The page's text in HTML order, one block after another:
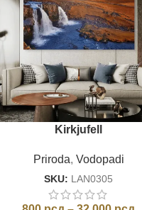
Kirkjufell
Priroda, Vodopadi
SKU: LAN0305